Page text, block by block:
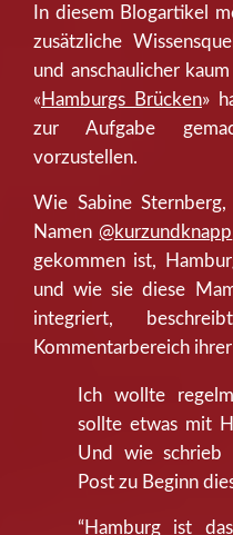
In diesem Blogartikel
zusätzliche
und anschaulicher
« Hamburgs Brücken»
zur Aufgabe
vorzustellen.
Wie Sabine
Namen @kurzundknapp
gekommen ist,
und wie sie diese
integriert,
Kommentarbereich ihrer
Ich wollte
sollte etwas mit
Und wie schrieb
Post zu Beginn
“Hamburg ist